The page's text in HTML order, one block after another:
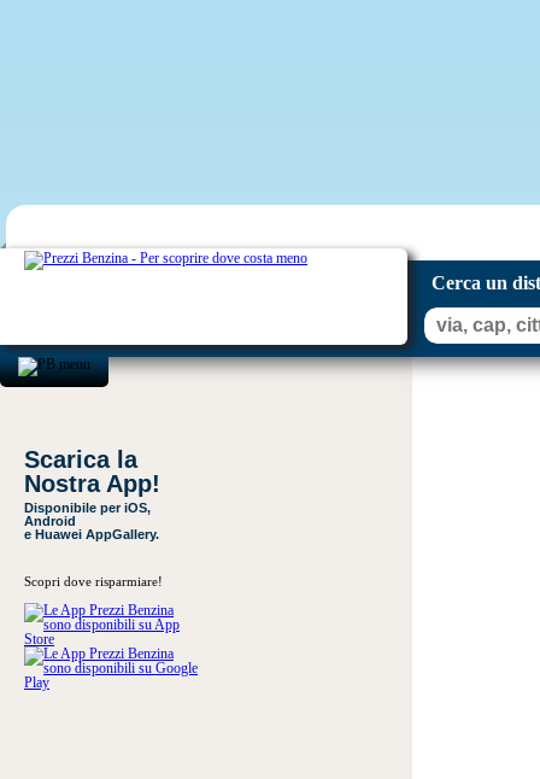
Cerca un
Scarica la
Nostra App!
Disponibile per iOS,
Android
e Huawei AppGallery.
Scopri dove risparmiare!